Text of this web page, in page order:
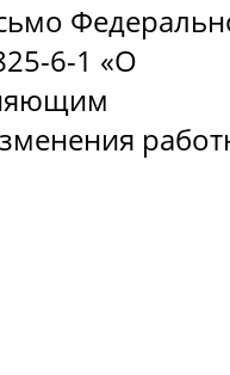
6-1 «О